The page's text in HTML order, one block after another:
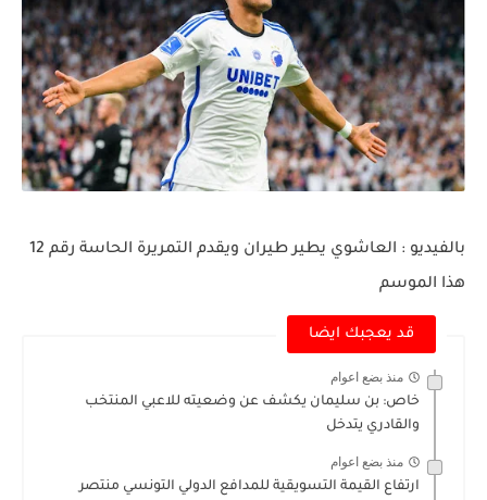
بالفيديو : العاشوي يطير طيران ويقدم التمريرة الحاسة رقم 12
هذا الموسم
قد يعجبك ايضا
منذ بضع اعوام
خاص: بن سليمان يكشف عن وضعيته للاعبي المنتخب
والقادري يتدخل
منذ بضع اعوام
ارتفاع القيمة التسويقية للمدافع الدولي التونسي منتصر